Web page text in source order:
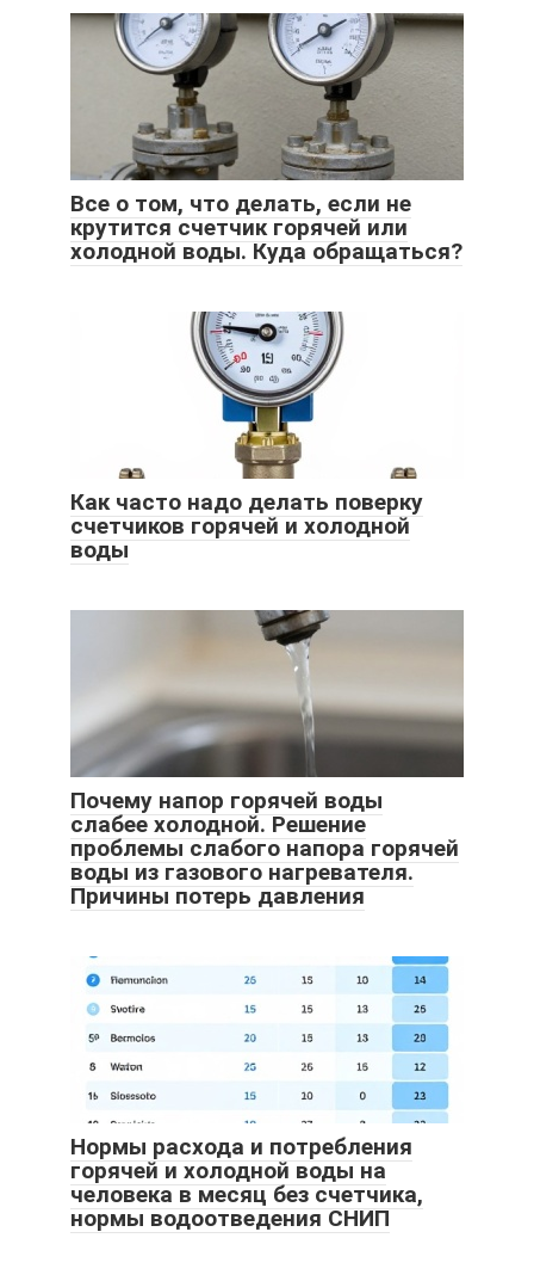
Все о том, что делать, если не
крутится счетчик горячей или
холодной воды. Куда обращаться?
Как часто надо делать поверку
счетчиков горячей и холодной
воды
Почему напор горячей воды
слабее холодной. Решение
проблемы слабого напора горячей
воды из газового нагревателя.
Причины потерь давления
Нормы расхода и потребления
горячей и холодной воды на
человека в месяц без счетчика,
нормы водоотведения СНИП